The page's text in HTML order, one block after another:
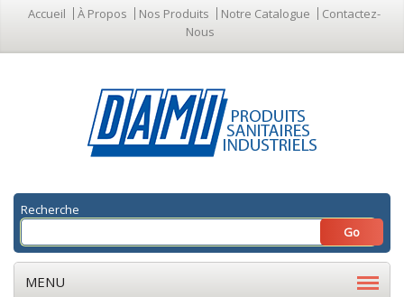
Accueil À Propos Nos Produits Notre Catalogue
Contactez-
Nous
Recherche
MENU